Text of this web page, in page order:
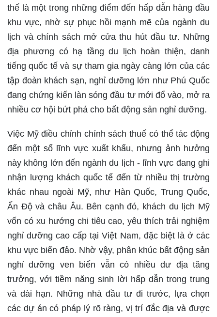
thế là một trong những điểm đến hấp dẫn hàng đầu
khu vực, nhờ sự phục hồi mạnh mẽ của ngành du
lịch và chính sách mở cửa thu hút đầu tư. Những
địa phương có hạ tầng du lịch hoàn thiện, danh
tiếng quốc tế và sự tham gia ngày càng lớn của các
tập đoàn khách sạn, nghỉ dưỡng lớn như Phú Quốc
đang chứng kiến làn sóng đầu tư mới đổ vào, mở ra
nhiều cơ hội bứt phá cho bất động sản nghỉ dưỡng.
Việc Mỹ điều chỉnh chính sách thuế có thể tác động
đến một số lĩnh vực xuất khẩu, nhưng ảnh hưởng
này không lớn đến ngành du lịch - lĩnh vực đang ghi
nhận lượng khách quốc tế đến từ nhiều thị trường
khác nhau ngoài Mỹ, như Hàn Quốc, Trung Quốc,
Ấn Độ và châu Âu. Bên cạnh đó, khách du lịch Mỹ
vốn có xu hướng chi tiêu cao, yêu thích trải nghiệm
nghỉ dưỡng cao cấp tại Việt Nam, đặc biệt là ở các
khu vực biển đảo. Nhờ vậy, phân khúc bất động sản
nghỉ dưỡng ven biển vẫn có nhiều dư địa tăng
trưởng, với tiềm năng sinh lời hấp dẫn trong trung
và dài hạn. Những nhà đầu tư đi trước, lựa chọn
các dự án có pháp lý rõ ràng, vị trí đắc địa và được